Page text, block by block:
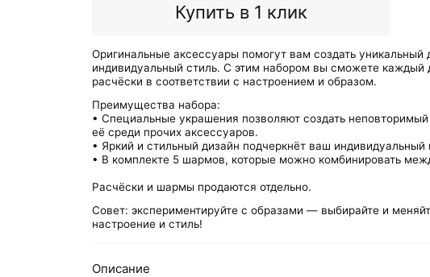
Купить в 1 клик
Оригинальные аксессуары помогут вам создать уникальный
индивидуальный стиль. С этим набором вы сможете каждый
расчёски в соответствии с настроением и образом.
Преимущества набора:
• Специальные украшения позволяют создать
её среди прочих аксессуаров.
• Яркий и стильный дизайн подчеркнёт ваш индивидуальный
• В комплекте 5 шармов, которые можно комбинировать
Расчёски и шармы продаются отдельно.
Совет: экспериментируйте с образами — выбирайте и
настроение и стиль!
Описание